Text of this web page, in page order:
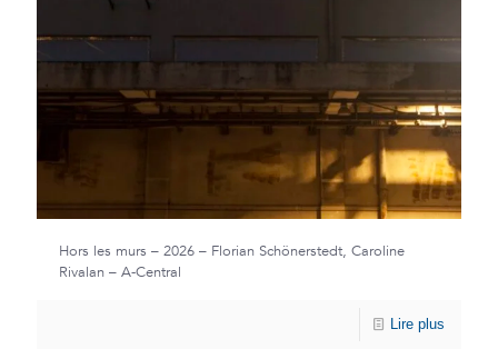
Hors les murs – 2026 – Florian Schönerstedt, Caroline
Rivalan – A-Central
Lire plus